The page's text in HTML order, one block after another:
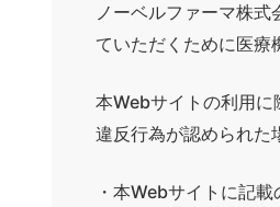
ノーベルファーマ株
ていただくために医療
本Webサイトの利用に
違反行為が認められた
・本Webサイトに記